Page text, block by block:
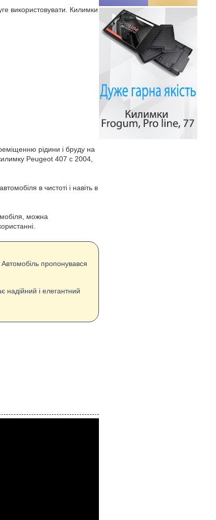
використовувати. Килимки
рідини і бруду на
Peugeot 407 с 2004,
в чистоті і навіть в
можна
пропонувався
надійний і елегантний